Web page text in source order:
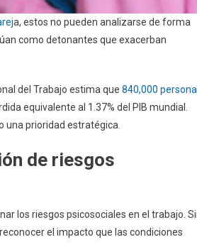
a, estos no pueden analizarse de forma
como detonantes que exacerban
del Trabajo estima que 840,000
equivalente al 1.37% del PIB mundial.
una prioridad estratégica.
de riesgos
los riesgos psicosociales en el trabajo.
el impacto que las condiciones